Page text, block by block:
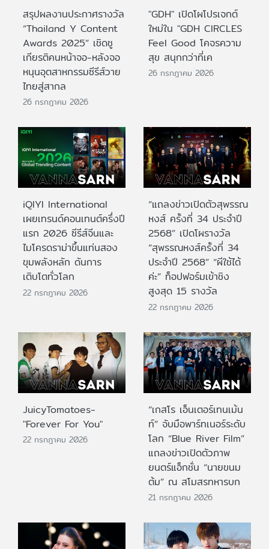
สรุปผลงานประกาศรางวัล
“Thailand Y Content
Awards 2025” เชิดชู
เกียรติคนหน้าจอ-หลังจอ
หนุนอุตสาหกรรมซีรีส์วาย
ไทยสู่สากล
26 กรกฎาคม 2026
"GDH" เปิดโผโปรเจกต์
ใหม่ใน "GDH CIRCLES
Feel Good โคจรความ
สุข สนุกกว่าที่เค
26 กรกฎาคม 2026
iQIYI International
เผยเทรนด์คอนเทนต์ครึ่งปี
แรก 2026 ซีรีส์จีนและ
ไมโครดราม่าขึ้นแท่นสอง
ขุมพลังหลัก ดันการ
เติบโตทั่วโลก
22 กรกฎาคม 2026
“แถลงข่าวเปิดตัวสุพรรณ
หงส์ ครั้งที่ 34 ประจำปี
2568” เปิดโผรางวัล
“สุพรรณหงส์ครั้งที่ 34
ประจำปี 2568” “ผีใช้ได้
ค่ะ” ท็อปฟอร์มเข้าชิง
สูงสุด 15 รางวัล
22 กรกฎาคม 2026
JuicyTomatoes-
"Forever For You"
22 กรกฎาคม 2026
“เกสโร เอ็นเตอร์เทนเม้น
ท์” จับมือพาร์ทเนอร์ระดับ
โลก “Blue River Film”
แถลงข่าวเปิดตัวภาพ
ยนตร์แอ็กชั่น “นายขนม
ต้ม” ณ สโมสรทหารบก
21 กรกฎาคม 2026